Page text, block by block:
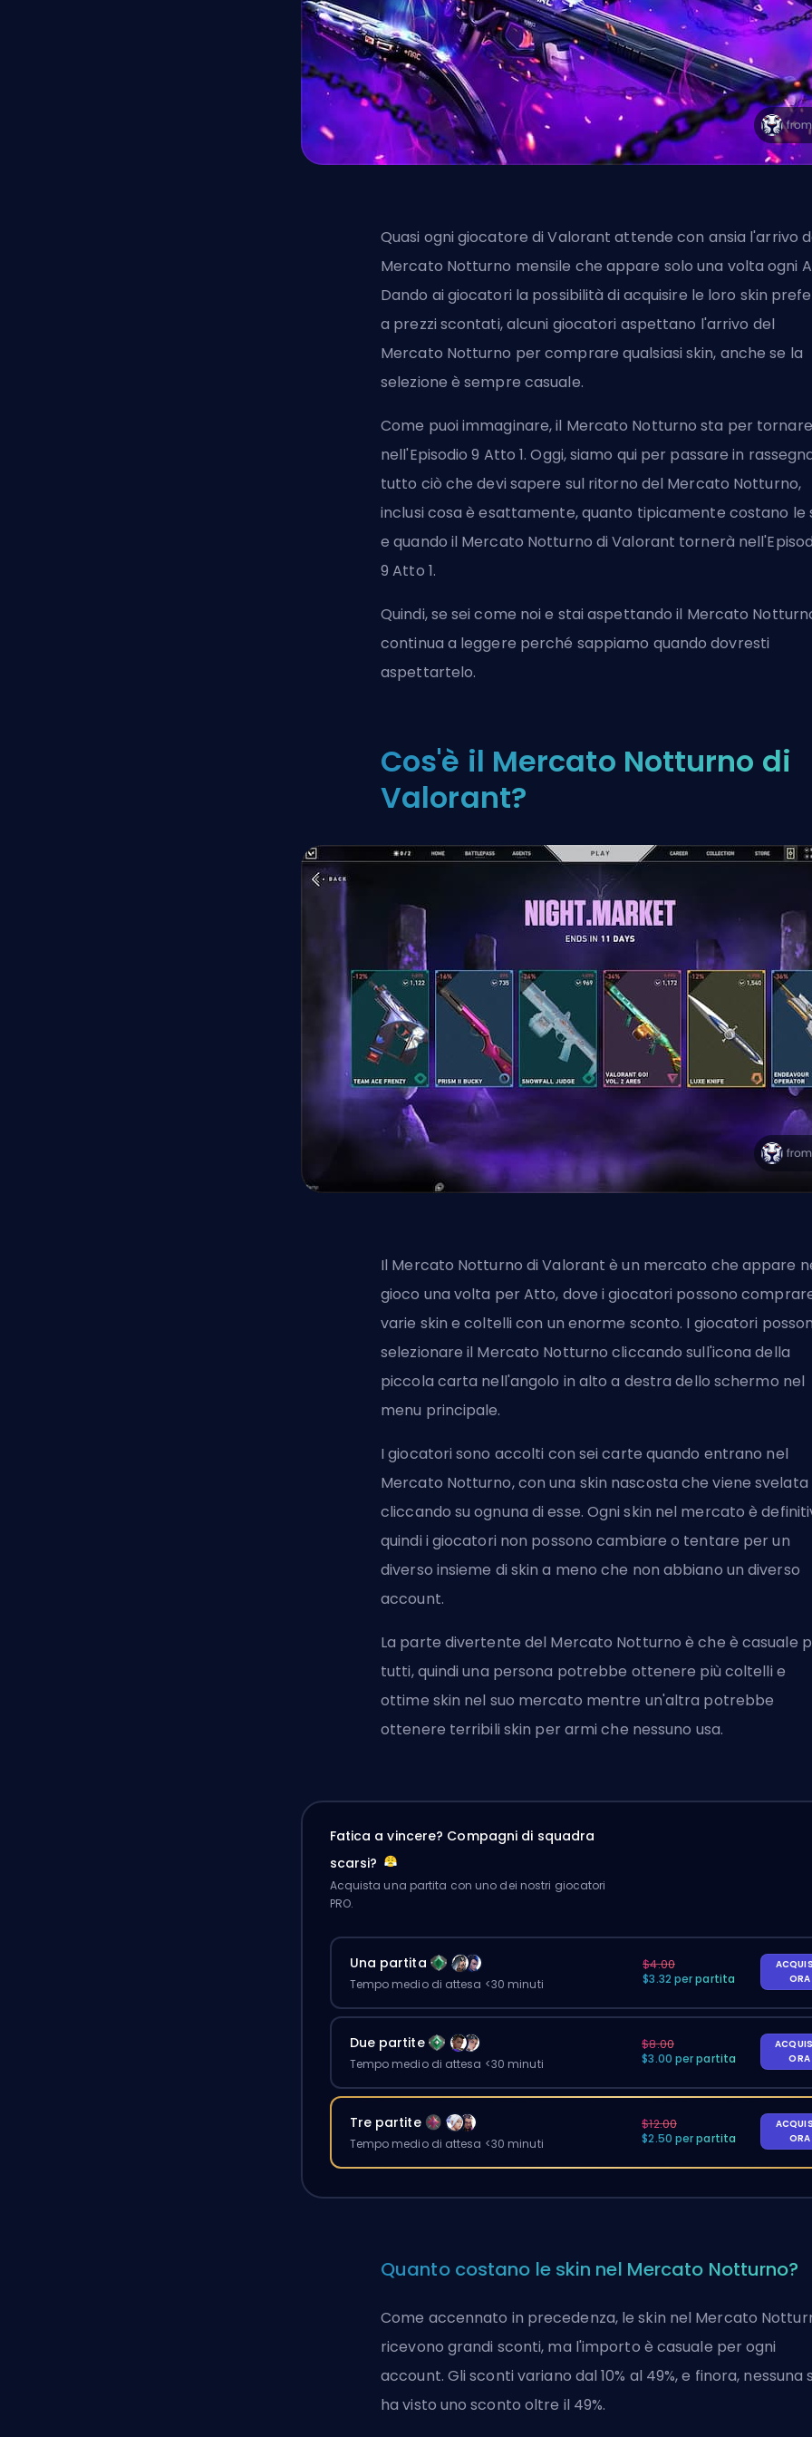
Quasi ogni giocatore di Valorant attende con ansia l'arrivo
Mercato Notturno mensile che appare solo una volta ogni
Dando ai giocatori la possibilità di acquisire le loro skin
a prezzi scontati, alcuni giocatori aspettano l'arrivo del
Mercato Notturno per comprare qualsiasi skin, anche se la
selezione è sempre casuale.
Come puoi immaginare, il Mercato Notturno sta per tornare
nell'Episodio 9 Atto 1. Oggi, siamo qui per passare in
tutto ciò che devi sapere sul ritorno del Mercato Notturno,
inclusi cosa è esattamente, quanto tipicamente costano le
e quando il Mercato Notturno di Valorant tornerà nell'
9 Atto 1.
Quindi, se sei come noi e stai aspettando il Mercato
continua a leggere perché sappiamo quando dovresti
aspettartelo.
Cos'è il Mercato Notturno di
Valorant?
Il Mercato Notturno di Valorant è un mercato che appare
gioco una volta per Atto, dove i giocatori possono
varie skin e coltelli con un enorme sconto. I giocatori
selezionare il Mercato Notturno cliccando sull'icona della
piccola carta nell'angolo in alto a destra dello schermo nel
menu principale.
I giocatori sono accolti con sei carte quando entrano nel
Mercato Notturno, con una skin nascosta che viene svelata
cliccando su ognuna di esse. Ogni skin nel mercato è
quindi i giocatori non possono cambiare o tentare per un
diverso insieme di skin a meno che non abbiano un diverso
account.
La parte divertente del Mercato Notturno è che è casuale
tutti, quindi una persona potrebbe ottenere più coltelli e
ottime skin nel suo mercato mentre un'altra potrebbe
ottenere terribili skin per armi che nessuno usa.
Fatica a vincere? Compagni di squadra
scarsi?
Acquista una partita con uno dei nostri giocatori
PRO.
Una partita
Tempo medio di attesa <30 minuti
$4.00
$3.32 per partita
ORA
Due partite
Tempo medio di attesa <30 minuti
$8.00
$3.00 per partita
ORA
Tre partite
Tempo medio di attesa <30 minuti
$12.00
$2.50 per partita
ORA
Quanto costano le skin nel Mercato Notturno?
Come accennato in precedenza, le skin nel Mercato
ricevono grandi sconti, ma l'importo è casuale per ogni
account. Gli sconti variano dal 10% al 49%, e finora, nessuna
ha visto uno sconto oltre il 49%.